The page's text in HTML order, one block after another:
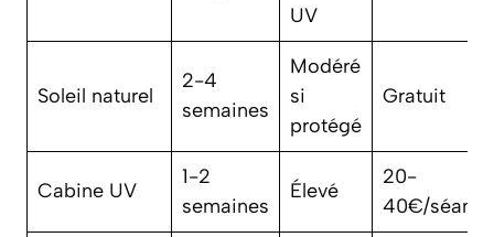
UV
Soleil naturel
2-4
semaines
Modéré
si
protégé
Gratuit
Cabine UV
1-2
semaines
Élevé
20-
40€/séance